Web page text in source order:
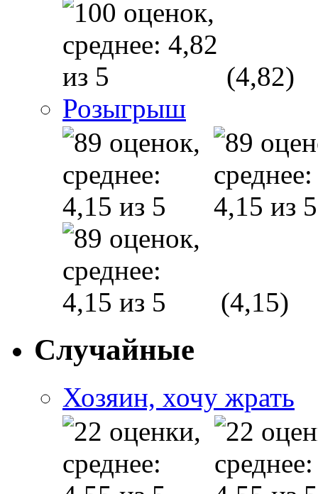
(4,82)
Розыгрыш
(4,15)
Случайные
Хозяин, хочу жрать